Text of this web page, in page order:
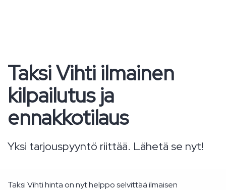
Taksi Vihti ilmainen
kilpailutus ja
ennakkotilaus
Yksi tarjouspyyntö riittää. Lähetä se nyt!
Taksi Vihti hinta on nyt helppo selvittää ilmaisen